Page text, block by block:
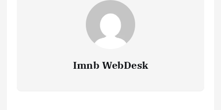
Imnb WebDesk